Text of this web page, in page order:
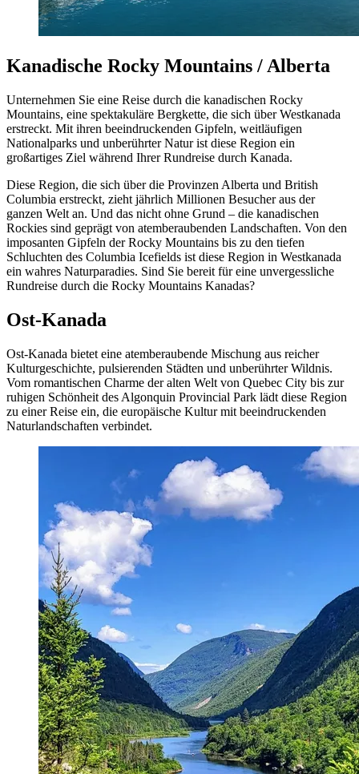
Kanadische Rocky Mountains / Alberta
Unternehmen Sie eine Reise durch die kanadischen Rocky
Mountains, eine spektakuläre Bergkette, die sich über Westkanada
erstreckt. Mit ihren beeindruckenden Gipfeln, weitläufigen
Nationalparks und unberührter Natur ist diese Region ein
großartiges Ziel während Ihrer Rundreise durch Kanada.
Diese Region, die sich über die Provinzen Alberta und British
Columbia erstreckt, zieht jährlich Millionen Besucher aus der
ganzen Welt an. Und das nicht ohne Grund – die kanadischen
Rockies sind geprägt von atemberaubenden Landschaften. Von den
imposanten Gipfeln der Rocky Mountains bis zu den tiefen
Schluchten des Columbia Icefields ist diese Region in Westkanada
ein wahres Naturparadies. Sind Sie bereit für eine unvergessliche
Rundreise durch die Rocky Mountains Kanadas?
Ost-Kanada
Ost-Kanada bietet eine atemberaubende Mischung aus reicher
Kulturgeschichte, pulsierenden Städten und unberührter Wildnis.
Vom romantischen Charme der alten Welt von Quebec City bis zur
ruhigen Schönheit des Algonquin Provincial Park lädt diese Region
zu einer Reise ein, die europäische Kultur mit beeindruckenden
Naturlandschaften verbindet.